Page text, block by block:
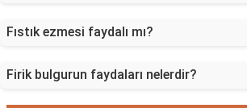
Fıstık ezmesi faydalı mı?
Firik bulgurun faydaları nelerdir?